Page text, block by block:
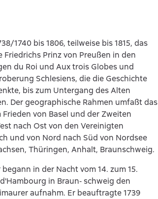
1740 bis 1806, teilweise bis 1815, das
Prinz von Preußen in den
du Roi und Aux trois Globes und
Schlesiens, die die Geschichte
bis zum Untergang des Alten
Der geographische Rahmen umfaßt das
von Basel und der Zweiten
nach Ost von den Vereinigten
und von Nord nach Süd von Nordsee
Thüringen, Anhalt, Braunschweig.
in der Nacht vom 14. zum 15.
in Braun‐ schweig den
aufnahm. Er beauftragte 1739